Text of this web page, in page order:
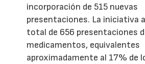
incorporación de 515 nuevas
presentaciones. La iniciativa
total de 656 presentaciones
medicamentos, equivalentes
aproximadamente al 17% de